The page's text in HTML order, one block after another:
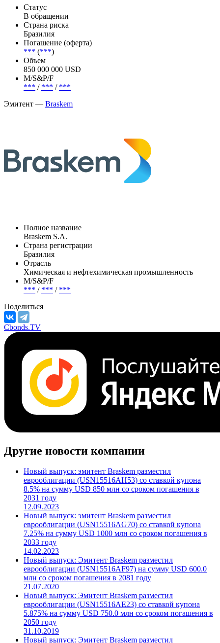
Статус
В обращении
Страна риска
Бразилия
Погашение (оферта)
*** (***)
Объем
850 000 000 USD
М/S&P/F
*** / *** / ***
Эмитент — Braskem
Полное название
Braskem S.A.
Страна регистрации
Бразилия
Отрасль
Химическая и нефтехимическая промышленность
М/S&P/F
*** / *** / ***
Поделиться
Cbonds.TV
Другие новости компании
Новый выпуск: эмитент Braskem разместил
еврооблигации (USN15516AH53) со ставкой купона
8.5% на сумму USD 850 млн со сроком погашения в
2031 году
12.09.2023
Новый выпуск: эмитент Braskem разместил
еврооблигации (USN15516AG70) со ставкой купона
7.25% на сумму USD 1000 млн со сроком погашения в
2033 году
14.02.2023
Новый выпуск: Эмитент Braskem разместил
еврооблигации (USN15516AF97) на сумму USD 600.0
млн со сроком погашения в 2081 году
21.07.2020
Новый выпуск: Эмитент Braskem разместил
еврооблигации (USN15516AE23) со ставкой купона
5.875% на сумму USD 750.0 млн со сроком погашения в
2050 году
31.10.2019
Новый выпуск: Эмитент Braskem разместил